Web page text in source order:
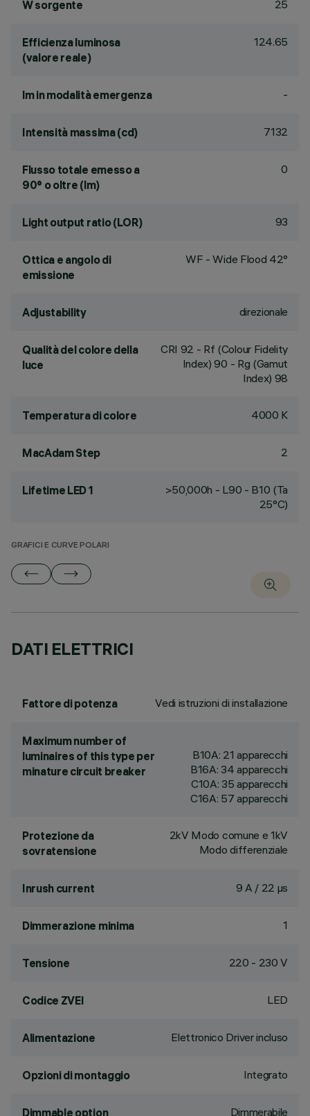
W sorgente 25
Efficienza luminosa
(valore reale)
124.65
lm in modalità emergenza -
Intensità massima (cd) 7132
Flusso totale emesso a
90° o oltre (lm)
0
Light output ratio (LOR) 93
Ottica e angolo di
emissione
WF - Wide Flood 42°
Adjustability direzionale
Qualità del colore della
luce
CRI 92 - Rf (Colour Fidelity
Index) 90 - Rg (Gamut
Index) 98
Temperatura di colore 4000 K
MacAdam Step 2
Lifetime LED 1
>50,000h - L90 - B10 (Ta
25°C)
GRAFICI E CURVE POLARI
DATI ELETTRICI
Fattore di potenza Vedi istruzioni di installazione
Maximum number of
luminaires of this type per
minature circuit breaker
B10A: 21 apparecchi
B16A: 34 apparecchi
C10A: 35 apparecchi
C16A: 57 apparecchi
Protezione da
sovratensione
2kV Modo comune e 1kV
Modo differenziale
Inrush current 9 A / 22 µs
Dimmerazione minima 1
Tensione 220 - 230 V
Codice ZVEI LED
Alimentazione Elettronico Driver incluso
Opzioni di montaggio Integrato
Dimmable option Dimmerabile